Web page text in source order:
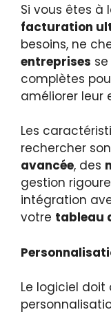
Si vous êtes à
facturation
besoins, ne
entreprises
complètes
améliorer leur
Les
rechercher
avancée, des
gestion
intégration
votre tableau
Le logiciel